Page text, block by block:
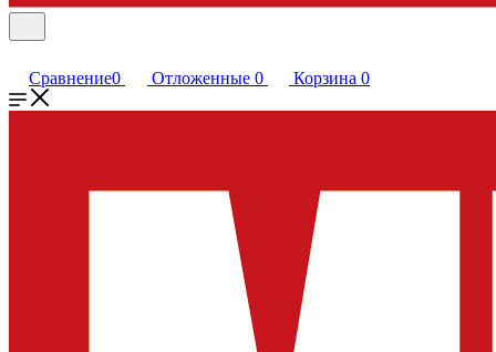
Сравнение0 Отложенные 0 Корзина 0